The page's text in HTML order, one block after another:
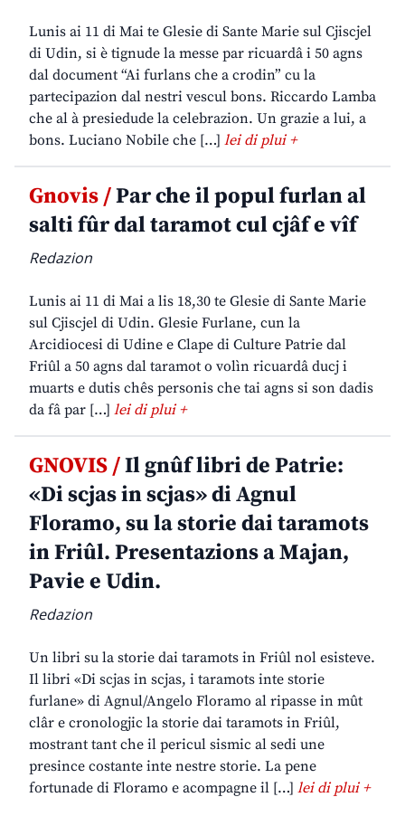
Lunis ai 11 di Mai te Glesie di Sante Marie sul Cjiscjel
di Udin, si è tignude la messe par ricuardâ i 50 agns
dal document “Ai furlans che a crodin” cu la
partecipazion dal nestri vescul bons. Riccardo Lamba
che al à presiedude la celebrazion. Un grazie a lui, a
bons. Luciano Nobile che […] lei di plui +
Gnovis /Par che il popul furlan al
salti fûr dal taramot cul cjâf e vîf
Redazion
Lunis ai 11 di Mai a lis 18,30 te Glesie di Sante Marie
sul Cjiscjel di Udin. Glesie Furlane, cun la
Arcidiocesi di Udine e Clape di Culture Patrie dal
Friûl a 50 agns dal taramot o volìn ricuardâ ducj i
muarts e dutis chês personis che tai agns si son dadis
da fâ par […] lei di plui +
GNOVIS /Il gnûf libri de Patrie:
«Di scjas in scjas» di Agnul
Floramo, su la storie dai taramots
in Friûl. Presentazions a Majan,
Pavie e Udin.
Redazion
Un libri su la storie dai taramots in Friûl nol esisteve.
Il libri «Di scjas in scjas, i taramots inte storie
furlane» di Agnul/Angelo Floramo al ripasse in mût
clâr e cronologjic la storie dai taramots in Friûl,
mostrant tant che il pericul sismic al sedi une
presince costante inte nestre storie. La pene
fortunade di Floramo e acompagne il […] lei di plui +